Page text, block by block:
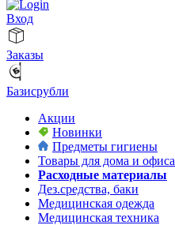
Вход
Заказы
Базисрубли
Акции
Новинки
Предметы гигиены
Товары для дома и офиса
Расходные материалы
Дез.средства, баки
Медицинская одежда
Медицинская техника